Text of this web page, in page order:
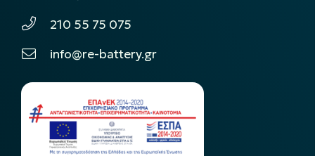
210 55 75 075
info@re-battery.gr